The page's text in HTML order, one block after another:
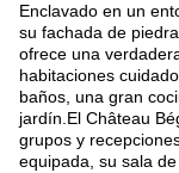
Enclavado en un
su fachada de
ofrece una
habitaciones
baños, una gran
jardín.El Château
grupos y
equipada, su sala